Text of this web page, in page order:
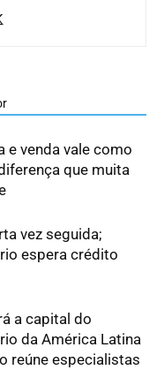
e venda vale como
que muita
vez seguida;
espera crédito
a capital do
da América Latina
reúne especialistas